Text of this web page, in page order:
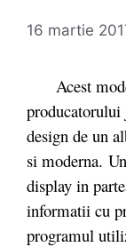
16 martie
Acest
design de un
si moderna.
display in
informatii cu
programul